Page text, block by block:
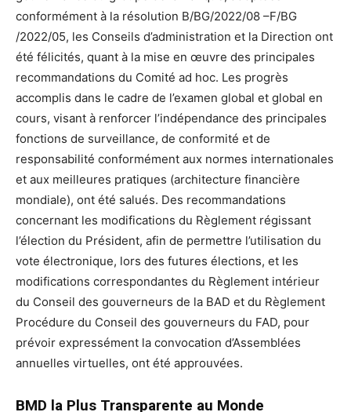
conformément à la résolution B/BG/2022/08 –F/BG
/2022/05, les Conseils d’administration et la Direction ont
été félicités, quant à la mise en œuvre des principales
recommandations du Comité ad hoc. Les progrès
accomplis dans le cadre de l’examen global et global en
cours, visant à renforcer l’indépendance des principales
fonctions de surveillance, de conformité et de
responsabilité conformément aux normes internationales
et aux meilleures pratiques (architecture financière
mondiale), ont été salués. Des recommandations
concernant les modifications du Règlement régissant
l’élection du Président, afin de permettre l’utilisation du
vote électronique, lors des futures élections, et les
modifications correspondantes du Règlement intérieur
du Conseil des gouverneurs de la BAD et du Règlement
Procédure du Conseil des gouverneurs du FAD, pour
prévoir expressément la convocation d’Assemblées
annuelles virtuelles, ont été approuvées.
BMD la Plus Transparente au Monde